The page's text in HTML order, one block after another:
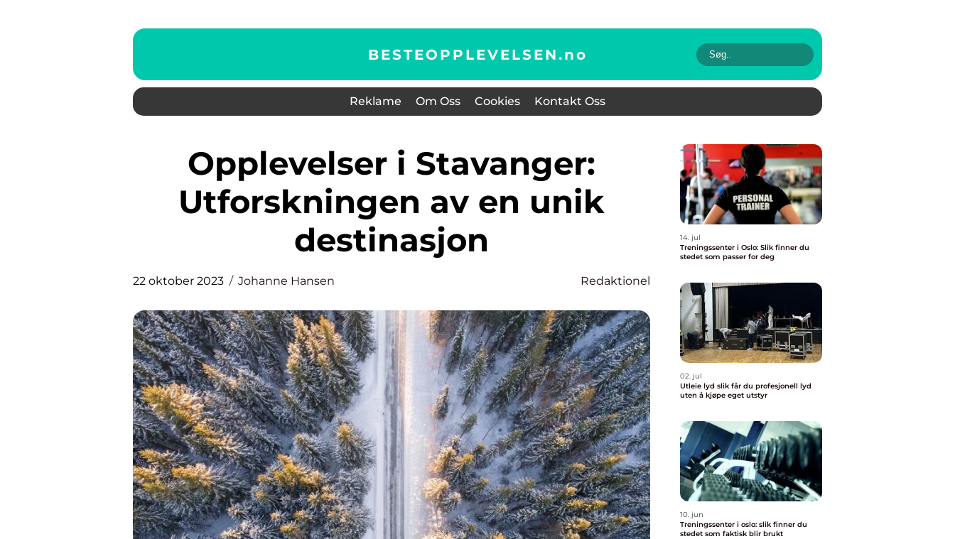
BESTEOPPLEVELSEN.no
Reklame Om Oss Cookies Kontakt Oss
Opplevelser i Stavanger:
Utforskningen av en unik
destinasjon
22 oktober 2023 Johanne Hansen Redaktionel
14. jul
Treningssenter i Oslo: Slik finner du
stedet som passer for deg
02. jul
Utleie lyd slik får du profesjonell lyd
uten å kjøpe eget utstyr
10. jun
Treningssenter i oslo: slik finner du
stedet som faktisk blir brukt